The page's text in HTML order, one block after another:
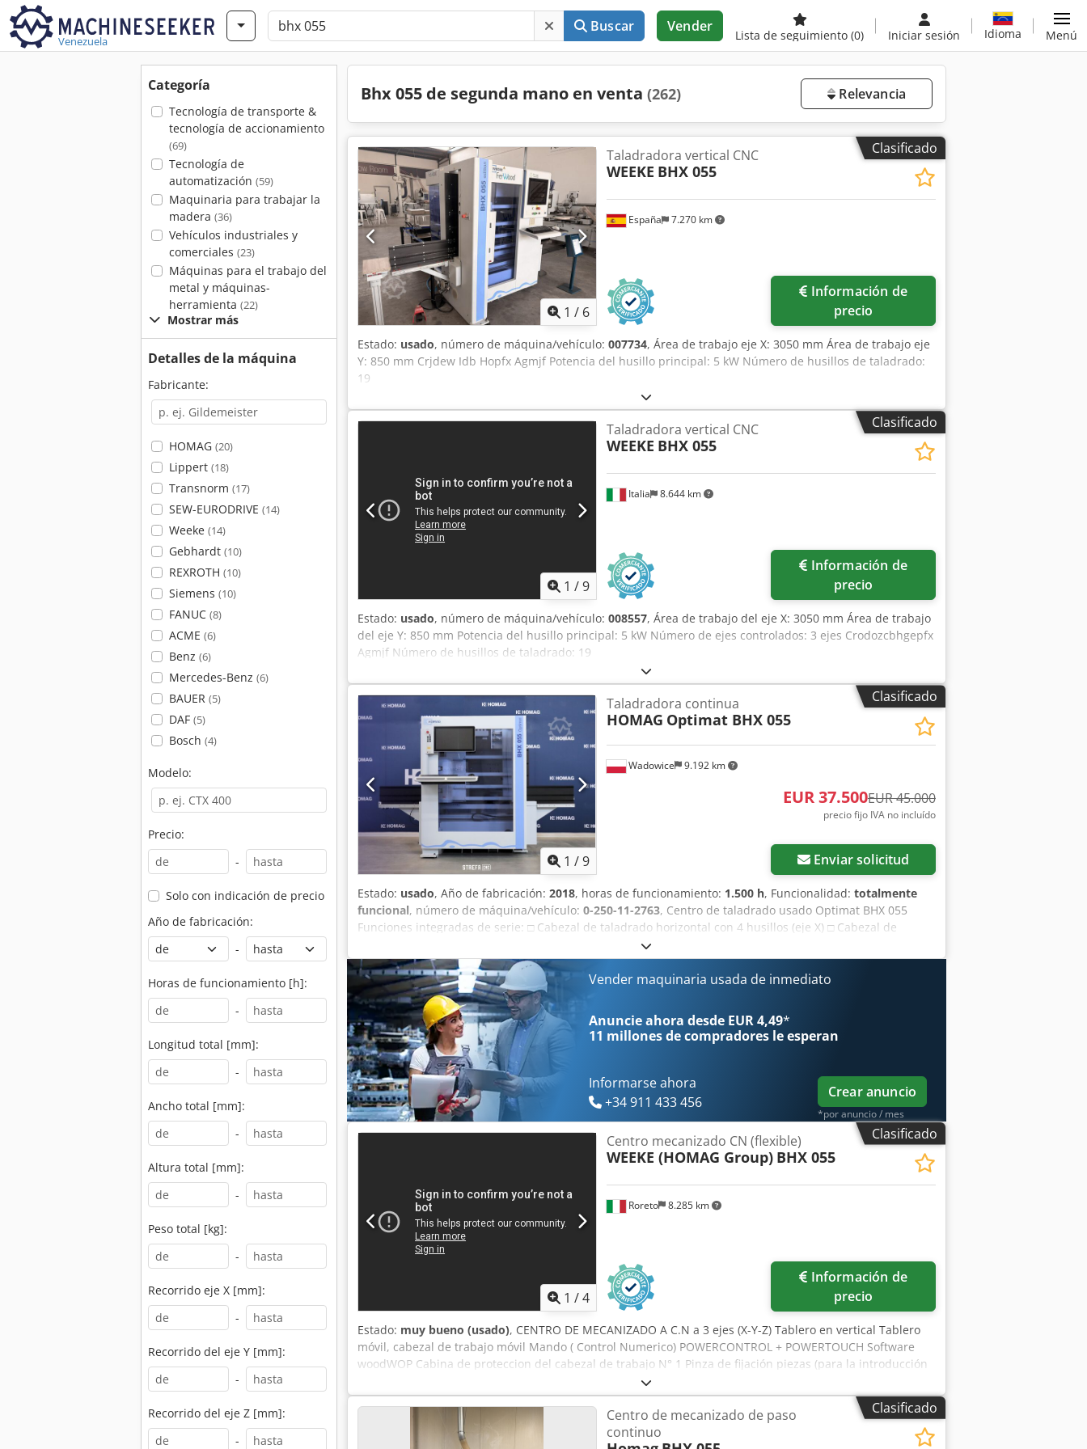
Venezuela
Buscar Vender
Lista de seguimiento (0) Iniciar sesión Idioma Menú
Categoría
Tecnología de transporte &
tecnología de accionamiento
(69)
Tecnología de
automatización (59)
Maquinaria para trabajar la
madera (36)
Vehículos industriales y
comerciales (23)
Máquinas para el trabajo del
metal y máquinas-
herramienta (22)
Mostrar más
Detalles de la máquina
Fabricante:
HOMAG (20)
Lippert (18)
Transnorm (17)
SEW-EURODRIVE (14)
Weeke (14)
Gebhardt (10)
REXROTH (10)
Siemens (10)
FANUC (8)
ACME (6)
Benz (6)
Mercedes-Benz (6)
BAUER (5)
DAF (5)
Bosch (4)
Modelo:
Precio:
-
Solo con indicación de precio
Año de fabricación:
-
Horas de funcionamiento [h]:
-
Longitud total [mm]:
-
Ancho total [mm]:
-
Altura total [mm]:
-
Peso total [kg]:
-
Recorrido eje X [mm]:
-
Recorrido del eje Y [mm]:
-
Recorrido del eje Z [mm]:
-
Bhx 055 de segunda mano en venta (262) Relevancia
Clasificado
1 / 6
España 7.270 km
Taladradora vertical CNC
WEEKE BHX 055
precio
Estado: usado, número de máquina/vehículo: 007734, Área de trabajo eje X: 3050 mm Área de trabajo eje
Y: 850 mm Crjdew Idb Hopfx Agmjf Potencia del husillo principal: 5 kW Número de husillos de taladrado:
19
Clasificado
1 /9
Italia 8.644 km
Taladradora vertical CNC
WEEKE BHX 055
precio
Estado: usado, número de máquina/vehículo: 008557, Área de trabajo del eje X: 3050 mm Área de trabajo
del eje Y: 850 mm Potencia del husillo principal: 5 kW Número de ejes controlados: 3 ejes Crodozcbhgepfx
Agmjf Número de husillos de taladrado: 19
Clasificado
1 /9
Wadowice 9.192 km
Taladradora continua
HOMAG Optimat BHX 055
EUR 37.500EUR 45.000
precio fijo IVA no incluído
Enviar solicitud
Estado: usado, Año de fabricación: 2018, horas de funcionamiento: 1.500 h, Funcionalidad: totalmente
funcional, número de máquina/vehículo: 0-250-11-2763, Centro de taladrado usado Optimat BHX 055
Funciones integradas de serie: □ Cabezal de taladrado horizontal con 4 husillos (eje X) □ Cabezal de
taladrado horizontal con 2 husillos (eje Y) □ Cabezal de taladrado con 13 husillos □ Sierra para ranurado
D=100 mm (dirección X) □ Cilindro de parada para posicionamiento de la pieza de trabajo □ Sistema de
sujeción de la pieza de trabajo Componentes / equipamiento: □ Motor de fresado de 10 kW con inversor
de frecuencia (HSK63) □ Almacén de herramientas de 4 posiciones Csdpex Tz Shsfx Agmorf □ Software
WOODWOP 7 Dimensiones de la pieza de trabajo: □ Máximo: 3050 × 850 mm □ Mínimo: 200 × 70 mm □
Espesor del material: 12–60 mm Información general: Año de fabricación: 2018 □ Control POWERCONTROL
con sistema POWERTOUCH □ Certificación CE □ Estado: lista para trabajar / posibilidad de demostración □
Disponibilidad: en stock Documentación: □ Idioma: polaco □ Documentación en papel + en soporte digital
Vender maquinaria usada de inmediato
Anuncie ahora desde EUR 4,49*
11 millones de compradores le esperan
Informarse ahora
+34 911 433 456
Crear anuncio
*por anuncio / mes
Clasificado
1 /4
Roreto 8.285 km
Centro mecanizado CN (flexible)
WEEKE (HOMAG Group) BHX 055
precio
Estado: muy bueno (usado), CENTRO DE MECANIZADO A C.N a 3 ejes (X-Y-Z) Tablero en vertical Tablero
móvil, cabezal de trabajo móvil Mando ( Control Numerico) POWERCONTROL + POWERTOUCH Software
woodWOP Cabina de proteccion del cabezal de trabajo N° 1 Pinza de fijación piezas (para la introducción
tableros en la zona de trabajo) Avance de los paneles con cadenas motorizadas Medidas Min. de la pieza
a mecanizar (X - Y - Z) mm 200 x 70 x 8 Medidas Max. de la pieza a mecanizar (X - Y - Z) mm 3050 x 850 x
560 Potencia total instalada (Kw) 11,5 (ca.) GRUPOS DE TRABAJO: N° 1 Cabezales a taladrar (potencia Kw
2,3) con brocas verticales - N° 13 Porta-brocas independientes verticales para taladrar (V13 High Speed) -
Clasificado
Centro de mecanizado de paso
continuo